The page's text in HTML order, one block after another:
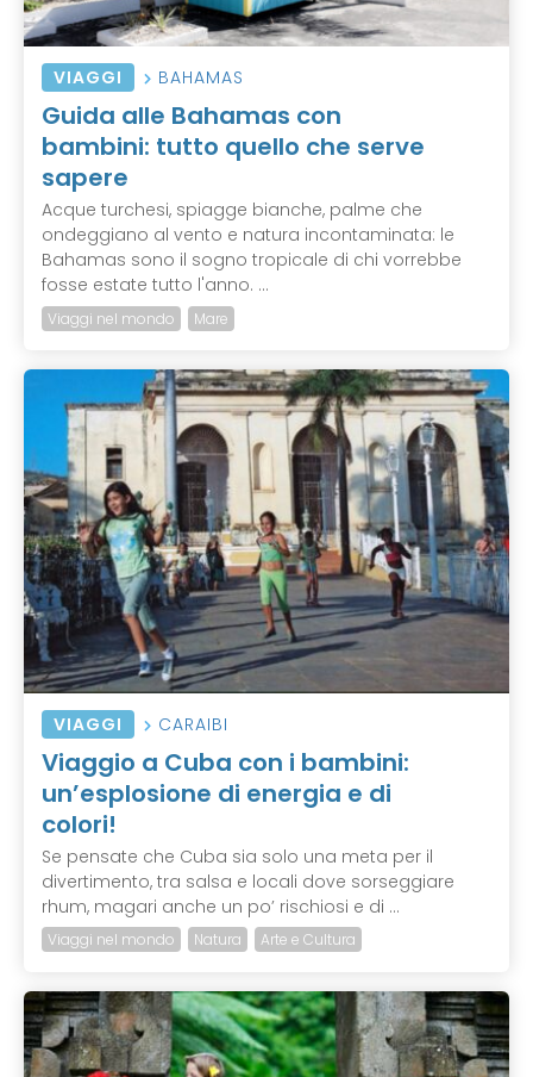
VIAGGI BAHAMAS
Guida alle Bahamas con
bambini: tutto quello che serve
sapere
Acque turchesi, spiagge bianche, palme che
ondeggiano al vento e natura incontaminata: le
Bahamas sono il sogno tropicale di chi vorrebbe
fosse estate tutto l'anno. ...
Viaggi nel mondo Mare
VIAGGI CARAIBI
Viaggio a Cuba con i bambini:
un’esplosione di energia e di
colori!
Se pensate che Cuba sia solo una meta per il
divertimento, tra salsa e locali dove sorseggiare
rhum, magari anche un po’ rischiosi e di ...
Viaggi nel mondo Natura Arte e Cultura